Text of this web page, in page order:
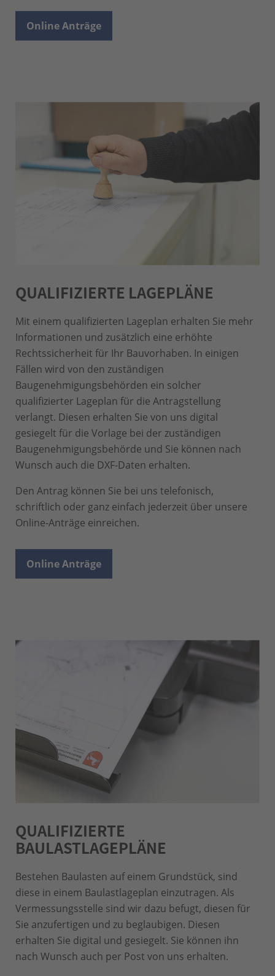
Online Anträge
QUALIFIZIERTE LAGEPLÄNE
Mit einem qualifizierten Lageplan erhalten Sie mehr
Informationen und zusätzlich eine erhöhte
Rechtssicherheit für Ihr Bauvorhaben. In einigen
Fällen wird von den zuständigen
Baugenehmigungsbehörden ein solcher
qualifizierter Lageplan für die Antragstellung
verlangt. Diesen erhalten Sie von uns digital
gesiegelt für die Vorlage bei der zuständigen
Baugenehmigungsbehörde und Sie können nach
Wunsch auch die DXF-Daten erhalten.
Den Antrag können Sie bei uns telefonisch,
schriftlich oder ganz einfach jederzeit über unsere
Online-Anträge einreichen.
Online Anträge
QUALIFIZIERTE
BAULASTLAGEPLÄNE
Bestehen Baulasten auf einem Grundstück, sind
diese in einem Baulastlageplan einzutragen. Als
Vermessungsstelle sind wir dazu befugt, diesen für
Sie anzufertigen und zu beglaubigen. Diesen
erhalten Sie digital und gesiegelt. Sie können ihn
nach Wunsch auch per Post von uns erhalten.